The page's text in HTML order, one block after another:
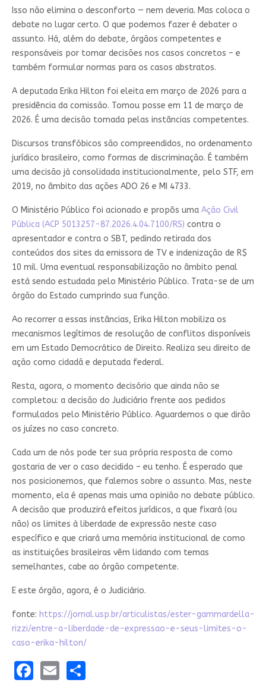
Isso não elimina o desconforto — nem deveria. Mas coloca o
debate no lugar certo. O que podemos fazer é debater o
assunto. Há, além do debate, órgãos competentes e
responsáveis por tomar decisões nos casos concretos – e
também formular normas para os casos abstratos.
A deputada Erika Hilton foi eleita em março de 2026 para a
presidência da comissão. Tomou posse em 11 de março de
2026. É uma decisão tomada pelas instâncias competentes.
Discursos transfóbicos são compreendidos, no ordenamento
jurídico brasileiro, como formas de discriminação. É também
uma decisão já consolidada institucionalmente, pelo STF, em
2019, no âmbito das ações ADO 26 e MI 4733.
O Ministério Público foi acionado e propôs uma Ação Civil
Pública (ACP 5013257-87.2026.4.04.7100/RS) contra o
apresentador e contra o SBT, pedindo retirada dos
conteúdos dos sites da emissora de TV e indenização de R$
10 mil. Uma eventual responsabilização no âmbito penal
está sendo estudada pelo Ministério Público. Trata-se de um
órgão do Estado cumprindo sua função.
Ao recorrer a essas instâncias, Erika Hilton mobiliza os
mecanismos legítimos de resolução de conflitos disponíveis
em um Estado Democrático de Direito. Realiza seu direito de
ação como cidadã e deputada federal.
Resta, agora, o momento decisório que ainda não se
completou: a decisão do Judiciário frente aos pedidos
formulados pelo Ministério Público. Aguardemos o que dirão
os juízes no caso concreto.
Cada um de nós pode ter sua própria resposta de como
gostaria de ver o caso decidido – eu tenho. É esperado que
nos posicionemos, que falemos sobre o assunto. Mas, neste
momento, ela é apenas mais uma opinião no debate público.
A decisão que produzirá efeitos jurídicos, a que fixará (ou
não) os limites à liberdade de expressão neste caso
específico e que criará uma memória institucional de como
as instituições brasileiras vêm lidando com temas
semelhantes, cabe ao órgão competente.
E este órgão, agora, é o Judiciário.
fonte: https://jornal.usp.br/articulistas/ester-gammardella-
rizzi/entre-a-liberdade-de-expressao-e-seus-limites-o-
caso-erika-hilton/
Facebook
EmailShare